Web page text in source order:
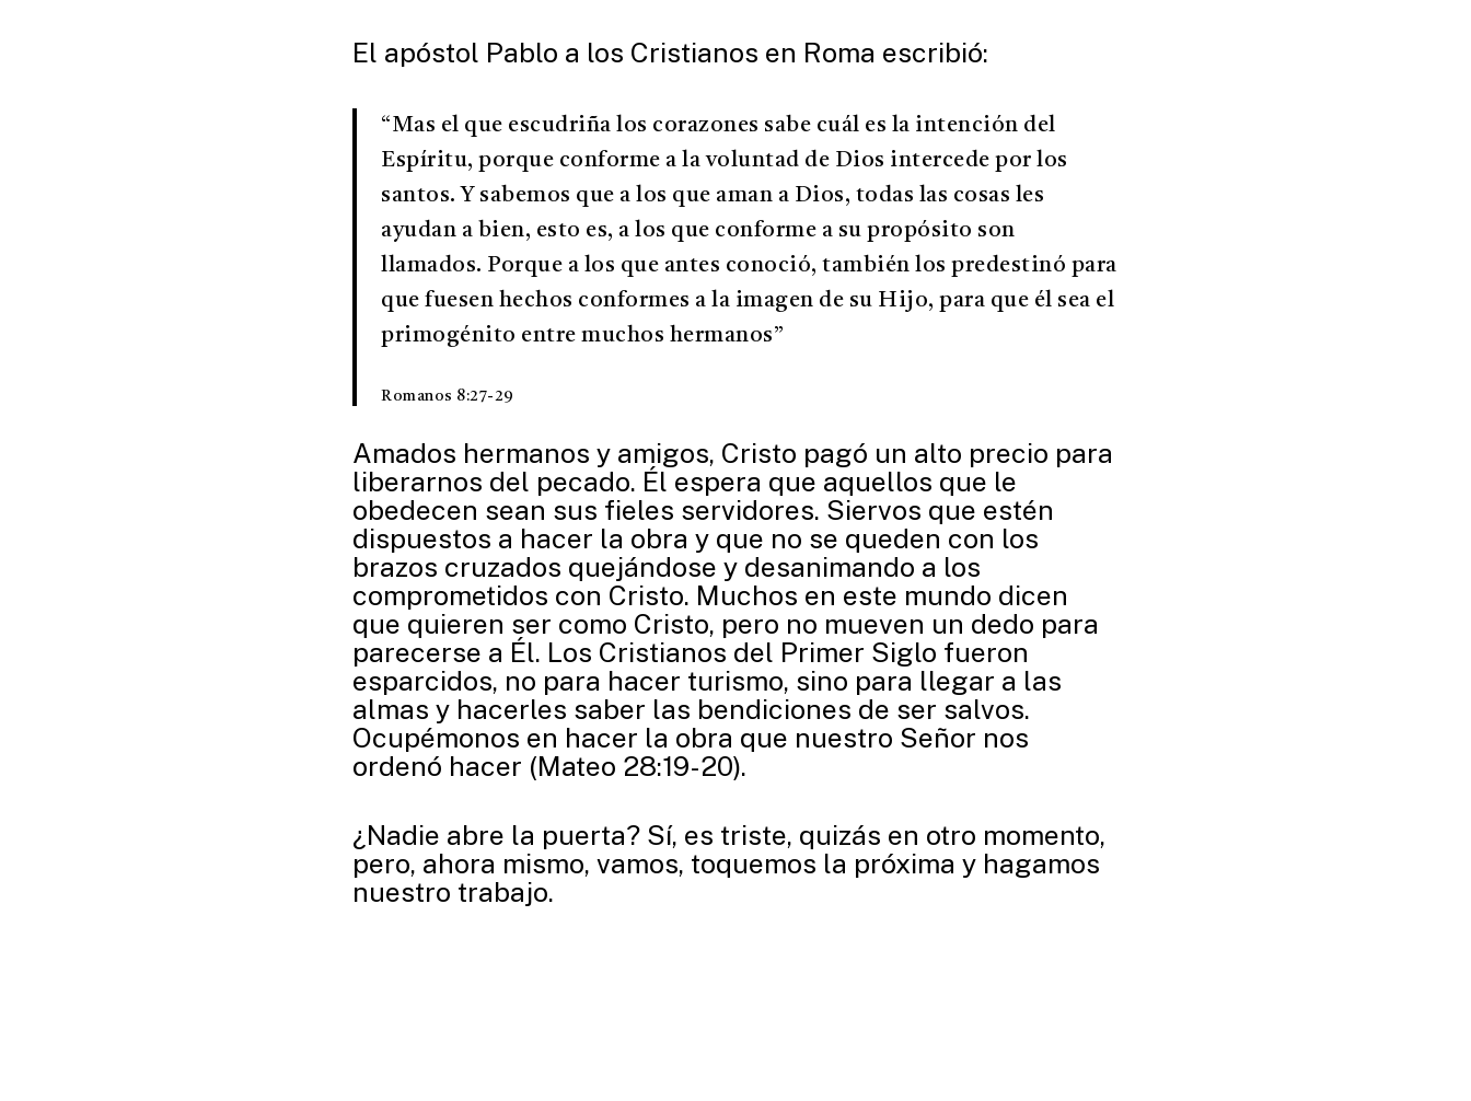
El apóstol Pablo a los Cristianos en Roma escribió:
“Mas el que escudriña los corazones sabe cuál es la intención del
Espíritu, porque conforme a la voluntad de Dios intercede por los
santos. Y sabemos que a los que aman a Dios, todas las cosas les
ayudan a bien, esto es, a los que conforme a su propósito son
llamados. Porque a los que antes conoció, también los predestinó para
que fuesen hechos conformes a la imagen de su Hijo, para que él sea el
primogénito entre muchos hermanos”
Romanos 8:27-29
Amados hermanos y amigos, Cristo pagó un alto precio para
liberarnos del pecado. Él espera que aquellos que le
obedecen sean sus fieles servidores. Siervos que estén
dispuestos a hacer la obra y que no se queden con los
brazos cruzados quejándose y desanimando a los
comprometidos con Cristo. Muchos en este mundo dicen
que quieren ser como Cristo, pero no mueven un dedo para
parecerse a Él. Los Cristianos del Primer Siglo fueron
esparcidos, no para hacer turismo, sino para llegar a las
almas y hacerles saber las bendiciones de ser salvos.
Ocupémonos en hacer la obra que nuestro Señor nos
ordenó hacer (Mateo 28:19-20).
¿Nadie abre la puerta? Sí, es triste, quizás en otro momento,
pero, ahora mismo, vamos, toquemos la próxima y hagamos
nuestro trabajo.